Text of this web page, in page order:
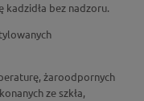
bez nadzoru.
żaroodpornych
ze szkła,